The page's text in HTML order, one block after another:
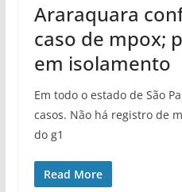
Araraquara
caso de mpox;
em isolamento
Em todo o estado de São
casos. Não há registro de
do g1
Read More